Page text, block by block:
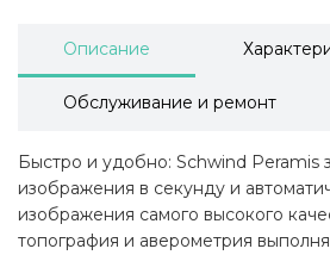
Описание
Обслуживание и ремонт
Быстро и удобно: Schwind Peramis
изображения в секунду и
изображения самого высокого
топография и аверометрия